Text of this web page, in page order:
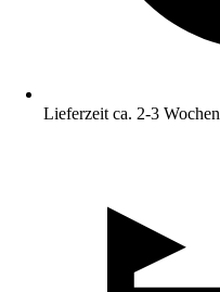
Lieferzeit ca. 2-3 Wochen